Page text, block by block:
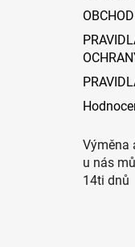
Výměna
u nás
14ti dnů